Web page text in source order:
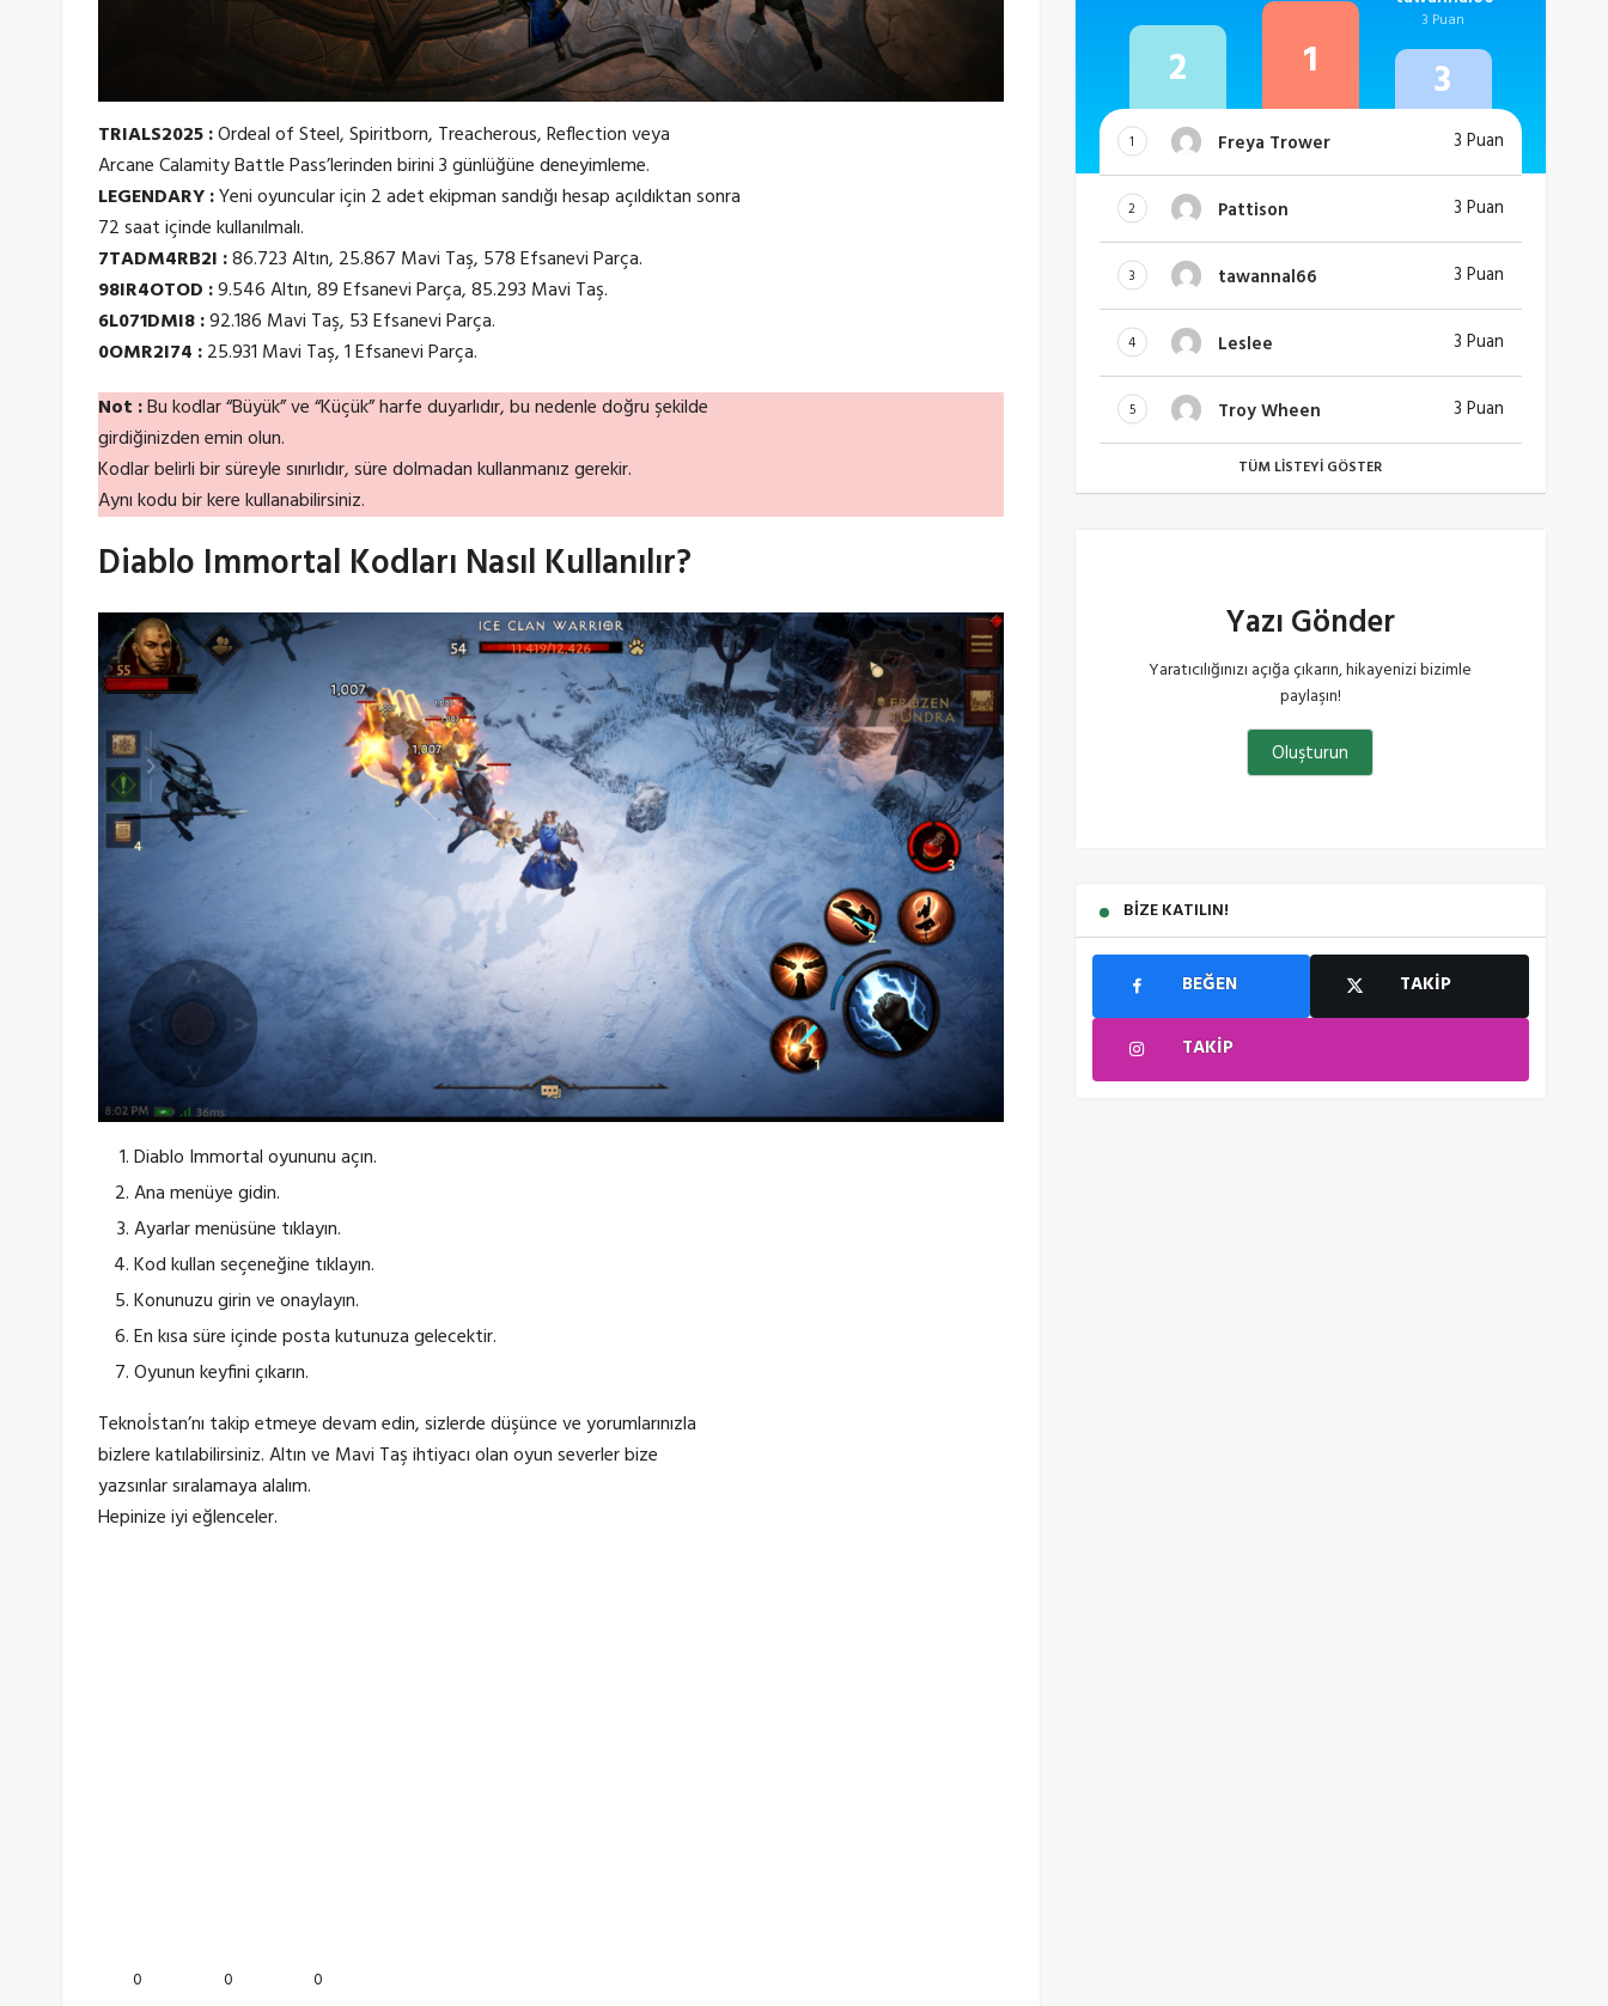
TRIALS2025 :Ordeal of Steel, Spiritborn, Treacherous, Reflection veya
Arcane Calamity Battle Pass’lerinden birini 3 günlüğüne deneyimleme.
LEGENDARY :Yeni oyuncular için 2 adet ekipman sandığı hesap açıldıktan sonra
72 saat içinde kullanılmalı.
7TADM4RB2I :86.723 Altın, 25.867 Mavi Taş, 578 Efsanevi Parça.
98IR4OTOD :9.546 Altın, 89 Efsanevi Parça, 85.293 Mavi Taş.
6L071DMI8 :92.186 Mavi Taş, 53 Efsanevi Parça.
0OMR2I74 :25.931 Mavi Taş, 1 Efsanevi Parça.
Not :Bu kodlar “Büyük” ve “Küçük” harfe duyarlıdır, bu nedenle doğru şekilde
girdiğinizden emin olun.
Kodlar belirli bir süreyle sınırlıdır, süre dolmadan kullanmanız gerekir.
Aynı kodu bir kere kullanabilirsiniz.
Diablo Immortal Kodları Nasıl Kullanılır?
Diablo Immortal oyununu açın.
Ana menüye gidin.
Ayarlar menüsüne tıklayın.
Kod kullan seçeneğine tıklayın.
Konunuzu girin ve onaylayın.
En kısa süre içinde posta kutunuza gelecektir.
Oyunun keyfini çıkarın.
Teknoİstan’nı takip etmeye devam edin, sizlerde düşünce ve yorumlarınızla
bizlere katılabilirsiniz. Altın ve Mavi Taş ihtiyacı olan oyun severler bize
yazsınlar sıralamaya alalım.
Hepinize iyi eğlenceler.
0 0 0
1
2
3 Puan
3
1 Freya Trower 3 Puan
2 Pattison 3 Puan
3 tawannal66 3 Puan
4 Leslee 3 Puan
5 Troy Wheen 3 Puan
TÜM LISTEYI GÖSTER
Yazı Gönder
Yaratıcılığınızı açığa çıkarın, hikayenizi bizimle
paylaşın!
Oluşturun
BIZE KATILIN!
BEĞEN TAKIP
TAKIP